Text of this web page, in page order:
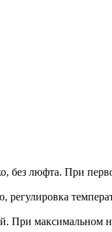
без люфта. При
регулировка
При